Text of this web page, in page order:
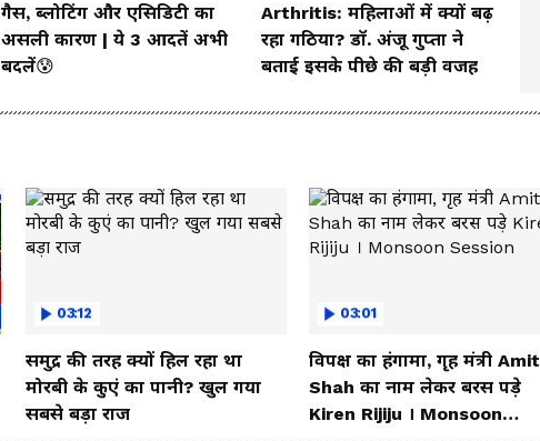
गैस, ब्लोटिंग और एसिडिटी का
असली कारण | ये 3 आदतें अभी
बदलें😰
Arthritis: महिलाओं में क्यों बढ़
रहा गठिया? डॉ. अंजू गुप्ता ने
बताई इसके पीछे की बड़ी वजह
03:12
समुद्र की तरह क्यों हिल रहा था
मोरबी के कुएं का पानी? खुल गया
सबसे बड़ा राज
03:01
विपक्ष का हंगामा, गृह मंत्री Amit
Shah का नाम लेकर बरस पड़े
Kiren Rijiju । Monsoon